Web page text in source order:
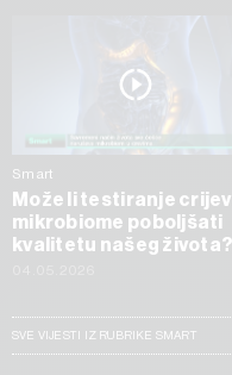
Smart
Može li testiranje
mikrobiome poboljšati
kvalitetu našeg života?
SVE VIJESTI IZ RUBRIKE SMART